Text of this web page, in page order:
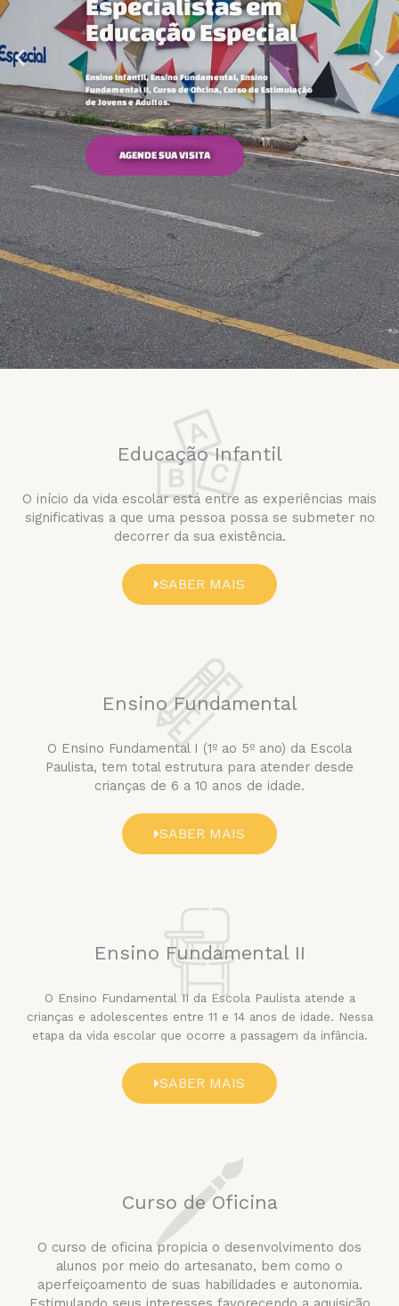
Educação Especial
Ensino Infantil, Ensino Fundamental, Ensino
Fundamental II, Curso de Oficina, Curso de Estimulação
de Jovens e Adultos.
Educação Infantil
O início da vida escolar está entre as experiências mais
significativas a que uma pessoa possa se submeter no
decorrer da sua existência.
SABER MAIS
Ensino Fundamental
O Ensino Fundamental I (1º ao 5º ano) da Escola
Paulista, tem total estrutura para atender desde
crianças de 6 a 10 anos de idade.
SABER MAIS
Ensino Fundamental II
O Ensino Fundamental II da Escola Paulista atende a
crianças e adolescentes entre 11 e 14 anos de idade. Nessa
etapa da vida escolar que ocorre a passagem da infância.
SABER MAIS
Curso de Oficina​
O curso de oficina propicia o desenvolvimento dos
alunos por meio do artesanato, bem como o
aperfeiçoamento de suas habilidades e autonomia.